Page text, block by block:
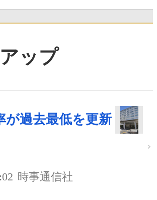
ップ
が過去最低を更新
時事通信社